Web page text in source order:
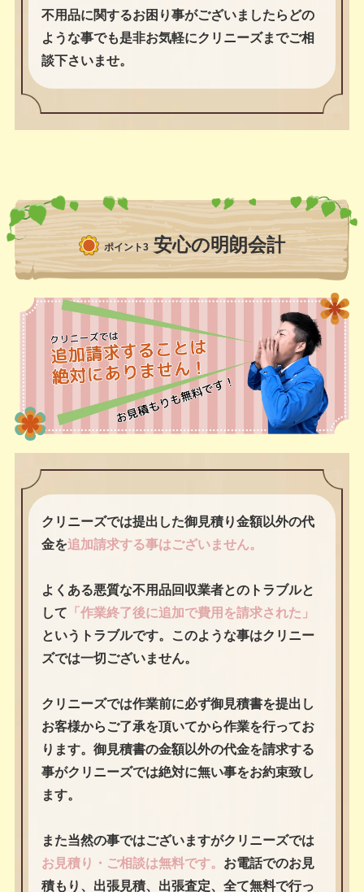
不用品に関するお困り事がございましたらどの
ような事でも是非お気軽にクリニーズまでご相
談下さいませ。
ポイント3 安心の明朗会計
クリニーズでは提出した御見積り金額以外の代
金を追加請求する事はございません。
よくある悪質な不用品回収業者とのトラブルと
して 「作業終了後に追加で費用を請求された」
というトラブルです。このような事はクリニー
ズでは一切ございません。
クリニーズでは作業前に必ず御見積書を提出し
お客様からご了承を頂いてから作業を行ってお
ります。御見積書の金額以外の代金を請求する
事がクリニーズでは絶対に無い事をお約束致し
ます。
また当然の事ではございますがクリニーズでは
お見積り・ご相談は無料です。 お電話でのお見
積もり、出張見積、出張査定、全て無料で行っ